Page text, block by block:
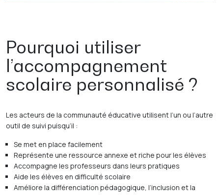
Pourquoi utiliser
l’accompagnement
scolaire personnalisé ?
Les acteurs de la communauté éducative utilisent l’un ou l’autre
outil de suivi puisqu’il :
Se met en place facilement
Représente une ressource annexe et riche pour les élèves
Accompagne les professeurs dans leurs pratiques
Aide les élèves en difficulté scolaire
Améliore la différenciation pédagogique, l’inclusion et la